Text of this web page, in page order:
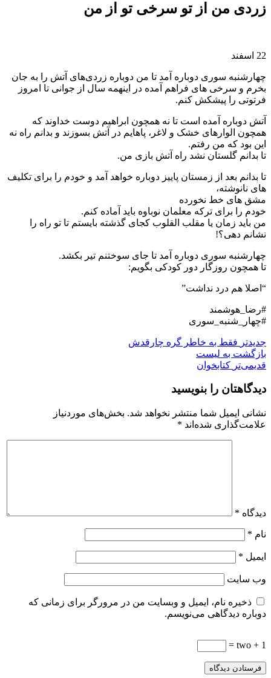
زردی من از تو سرخی تو از من
22 اسفند
چهارشنبه سوری دوباره آمد تا من دوباره زردی‌های آتش را به جان
بخرم و سرخی های فراهم آمده در اینهمه سال از جوانی تا امروز
فرتوتی را پیشکش کنم.
آتش دوباره آمده است تا نه همچون ابراهیم دوست خداوند که
همچون الوارهای خشک و لاغر، پاهایم در آتش بسوزند و بدانم راه نه
این بود که من رفتم.
تا بدانم گلستان نشد راه آتش بازی من.
تا بدانم بعد از زمستان پاییز دوباره خواهد آمد و خودم را برای تکلیف
های نانوشته،
مشق های خط نخورده
خودم را برای ترکه معلمان نوباوه باید آماده کنم.
من باید زمان یا مقلب القلوب کجای گذشته بایستم تا تو راه را
نشانم دهی؟!
چهارشنبه سوری دوباره آمد تا جای سوختنم تیر بکشد.
تا همچون روزگار دور کودکی بگویم:
“اصلا هم درد نداشت”
#رضا_هوشمند
#چهار_شنبه_سوری
جدیدتر فقط به خاطر گره چارقدش
بازگشت بە لیست
قدیمی‌تر کتابخوان
دیدگاهتان را بنویسید
نشانی ایمیل شما منتشر نخواهد شد. بخش‌های موردنیاز
علامت‌گذاری شده‌اند *
دیدگاه *
نام *
ایمیل *
وب‌ سایت
ذخیره نام، ایمیل و وبسایت من در مرورگر برای زمانی که
دوباره دیدگاهی می‌نویسم.
1 + two =